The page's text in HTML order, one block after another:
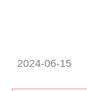
2024-06-15